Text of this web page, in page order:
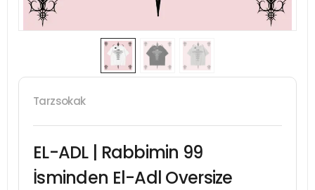
Tarzsokak
EL-ADL | Rabbimin 99
İsminden El-Adl Oversize